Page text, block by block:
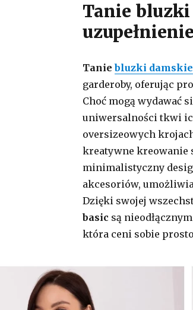
Tanie
Taniebluzki damskie
garderoby, oferując
Choć mogą wydawać
uniwersalności tkwi
oversizeowych
kreatywne kreowanie
minimalistyczny
akcesoriów,
Dzięki swojej
basic są
która ceni sobie